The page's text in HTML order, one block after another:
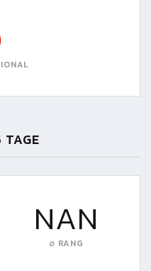
TAGE
NAN
∅ RANG